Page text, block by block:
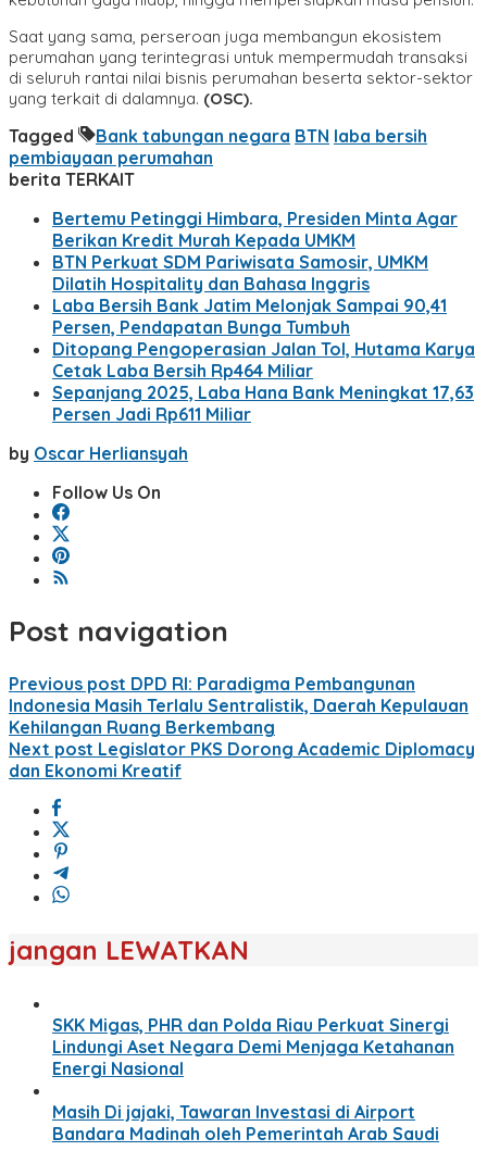
Saat yang sama, perseroan juga membangun ekosistem
perumahan yang terintegrasi untuk mempermudah transaksi
di seluruh rantai nilai bisnis perumahan beserta sektor-sektor
yang terkait di dalamnya. (OSC).
Tagged Bank tabungan negara BTN laba bersih
pembiayaan perumahan
berita TERKAIT
Bertemu Petinggi Himbara, Presiden Minta Agar
Berikan Kredit Murah Kepada UMKM
BTN Perkuat SDM Pariwisata Samosir, UMKM
Dilatih Hospitality dan Bahasa Inggris
Laba Bersih Bank Jatim Melonjak Sampai 90,41
Persen, Pendapatan Bunga Tumbuh
Ditopang Pengoperasian Jalan Tol, Hutama Karya
Cetak Laba Bersih Rp464 Miliar
Sepanjang 2025, Laba Hana Bank Meningkat 17,63
Persen Jadi Rp611 Miliar
by Oscar Herliansyah
Follow Us On
Post navigation
Previous post DPD RI: Paradigma Pembangunan
Indonesia Masih Terlalu Sentralistik, Daerah Kepulauan
Kehilangan Ruang Berkembang
Next post Legislator PKS Dorong Academic Diplomacy
dan Ekonomi Kreatif
jangan LEWATKAN
SKK Migas, PHR dan Polda Riau Perkuat Sinergi
Lindungi Aset Negara Demi Menjaga Ketahanan
Energi Nasional
Masih Di jajaki, Tawaran Investasi di Airport
Bandara Madinah oleh Pemerintah Arab Saudi